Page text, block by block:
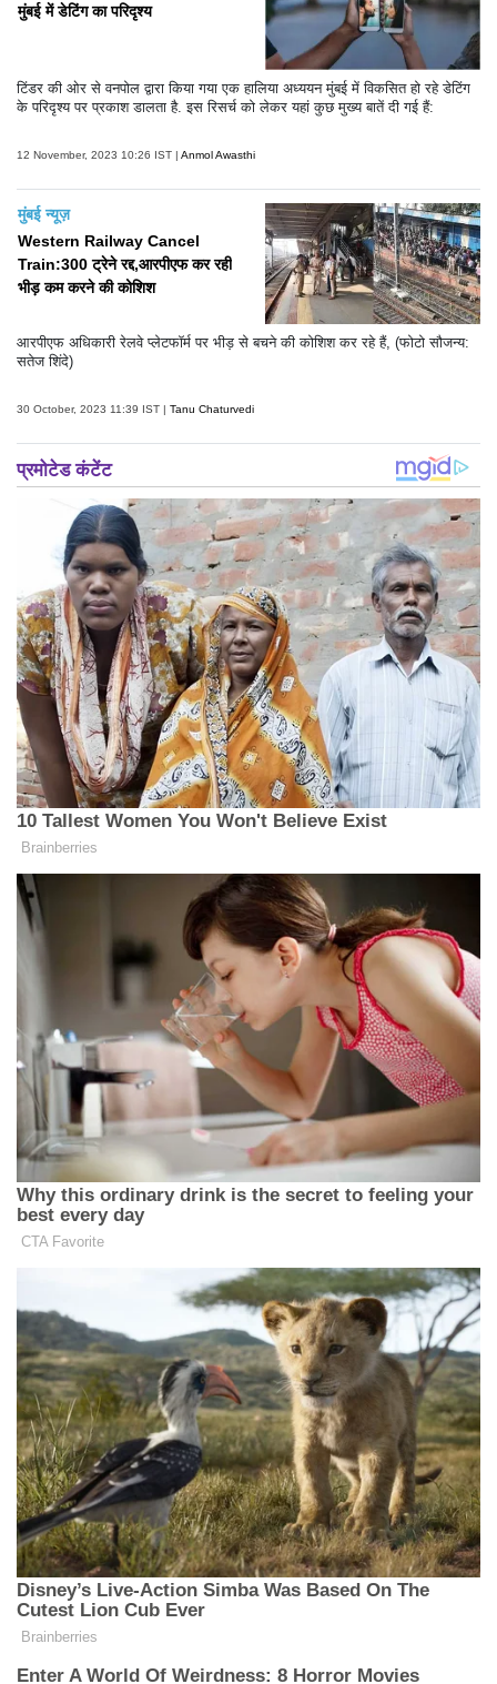
मुंबई में डेटिंग का परिदृश्य
टिंडर की ओर से वनपोल द्वारा किया गया एक हालिया अध्ययन मुंबई में विकसित हो रहे डेटिंग
के परिदृश्य पर प्रकाश डालता है. इस रिसर्च को लेकर यहां कुछ मुख्य बातें दी गई हैं:
12 November, 2023 10:26 IST | Anmol Awasthi
मुंबई न्यूज़
Western Railway Cancel
Train:300 ट्रेने रद्द,आरपीएफ कर रही
भीड़ कम करने की कोशिश
आरपीएफ अधिकारी रेलवे प्लेटफॉर्म पर भीड़ से बचने की कोशिश कर रहे हैं, (फोटो सौजन्य:
सतेज शिंदे)
30 October, 2023 11:39 IST | Tanu Chaturvedi